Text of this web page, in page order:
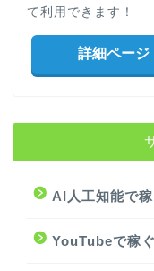
て利用できます！
詳細ページ
AI人工知能で稼
YouTubeで稼ぐ